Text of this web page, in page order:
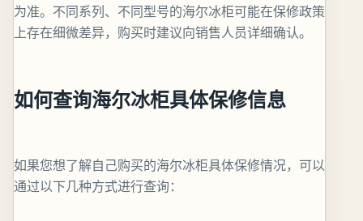
为准。不同系列、不同型号的海尔冰柜可能在保修政策
上存在细微差异，购买时建议向销售人员详细确认。
如何查询海尔冰柜具体保修信息
如果您想了解自己购买的海尔冰柜具体保修情况，可以
通过以下几种方式进行查询：